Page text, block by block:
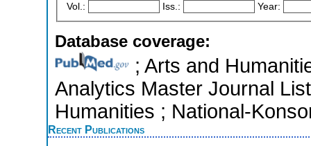
Vol.: Iss.: Year:
Database coverage:
; Arts and
Analytics Master Journal
Humanities ; National-
Recent Publications